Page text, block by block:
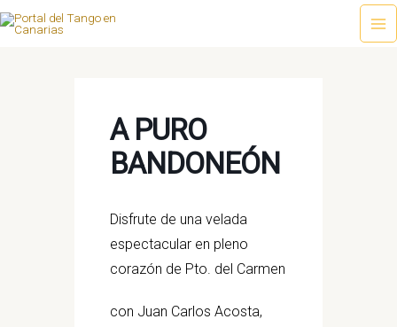
Ir
A PURO
BANDONEÓN
Disfrute de una velada
espectacular en pleno
corazón de Pto. del Carmen
con Juan Carlos Acosta,